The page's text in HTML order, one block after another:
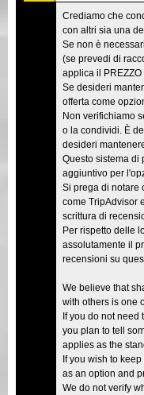
Crediamo che
con altri sia una
Se non è
(se prevedi di
applica il PREZZO
Se desideri
offerta come
Non verifichiamo
o la condividi. È
desideri
Questo sistema di
aggiuntivo per
Si prega di notare
come TripAdvisor
scrittura di
Per rispetto delle
assolutamente il
recensioni su
We believe that
with others is one
If you do not need
you plan to tell
applies as the
If you wish to
as an option and
We do not verify